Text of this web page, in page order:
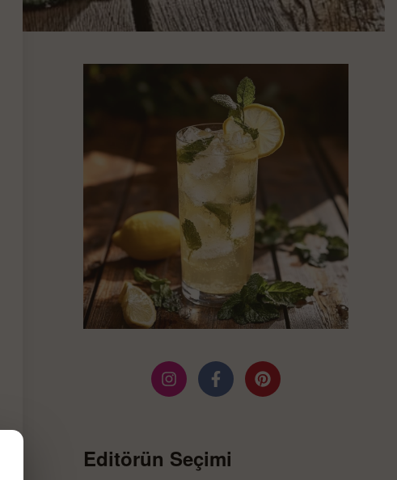
Editörün Seçimi